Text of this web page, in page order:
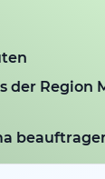
der Region